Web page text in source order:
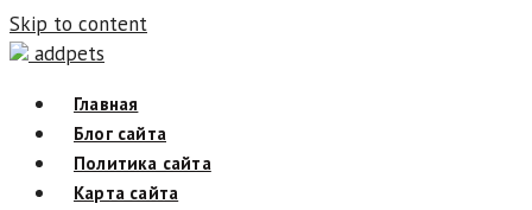
Skip to content
addpets
Главная
Блог сайта
Политика сайта
Карта сайта